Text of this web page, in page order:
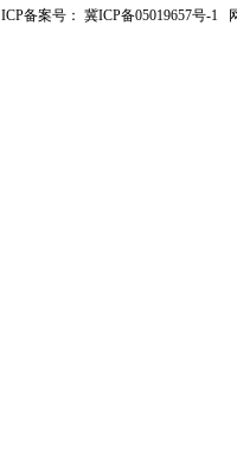
ICP备案号：冀ICP备05019657号-1